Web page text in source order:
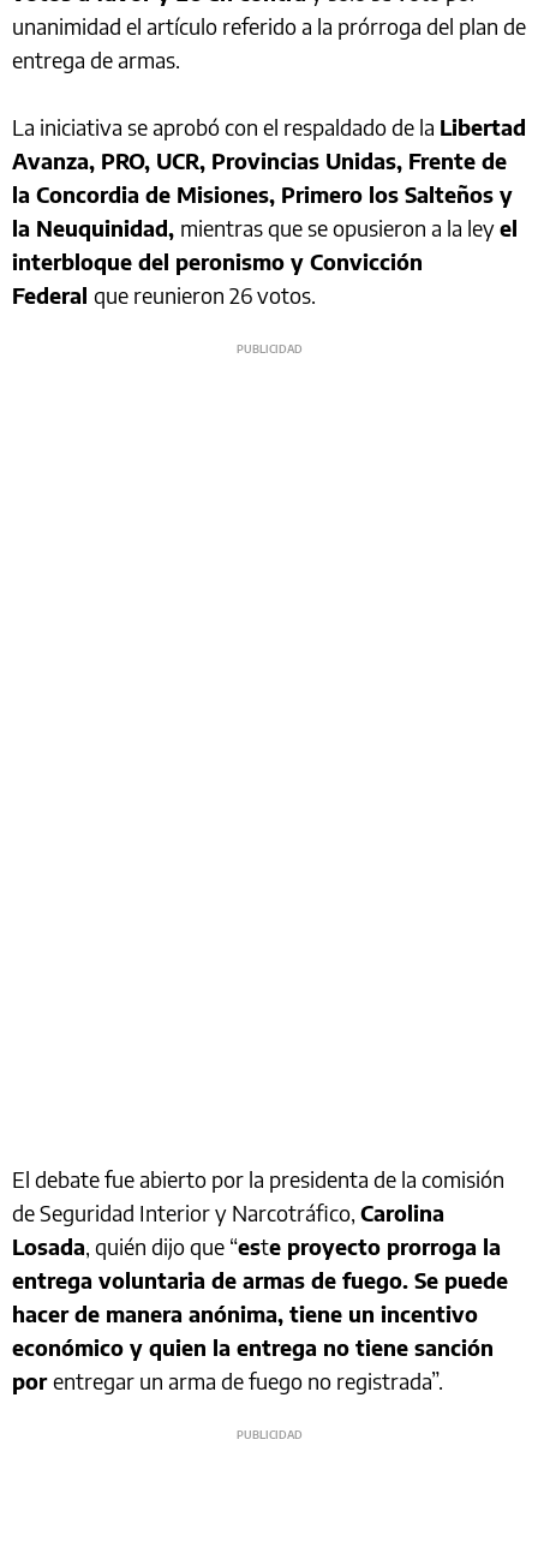
unanimidad el artículo referido a la prórroga del plan de
entrega de armas.
La iniciativa se aprobó con el respaldado de la Libertad
Avanza, PRO, UCR, Provincias Unidas, Frente de
la Concordia de Misiones, Primero los Salteños y
la Neuquinidad, mientras que se opusieron a la leyel
interbloque del peronismo y Convicción
Federal que reunieron 26 votos.
El debate fue abierto por la presidenta de la comisión
de Seguridad Interior y Narcotráfico, Carolina
Losada, quién dijo que “este proyecto prorroga la
entrega voluntaria de armas de fuego. Se puede
hacer de manera anónima, tiene un incentivo
económico y quien la entrega no tiene sanción
porentregar un arma de fuego no registrada”.